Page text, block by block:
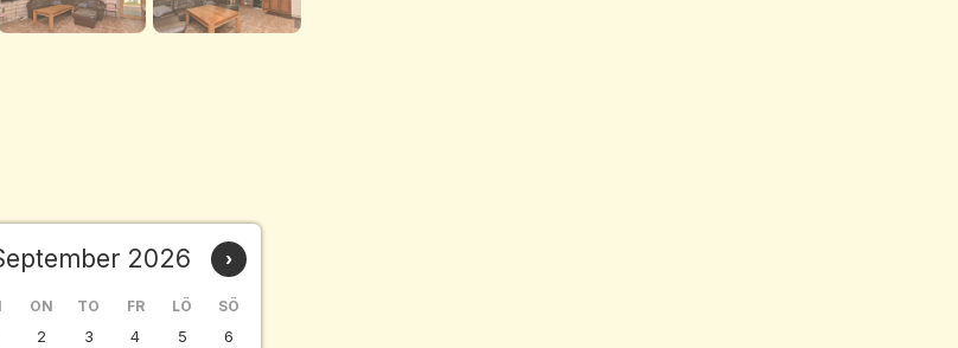
›
2026
ON TO FR LÖ SÖ
2 3 4 5 6